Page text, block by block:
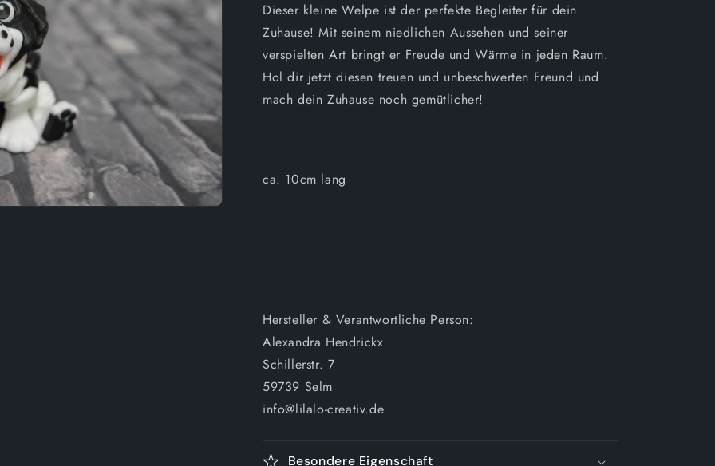
Dieser kleine Welpe ist der perfekte Begleiter für dein
Zuhause! Mit seinem niedlichen Aussehen und seiner
verspielten Art bringt er Freude und Wärme in jeden Raum.
Hol dir jetzt diesen treuen und unbeschwerten Freund und
mach dein Zuhause noch gemütlicher!
ca. 10cm lang
Hersteller & Verantwortliche Person:
Alexandra Hendrickx
Schillerstr. 7
59739 Selm
info@lilalo-creativ.de
Besondere Eigenschaft